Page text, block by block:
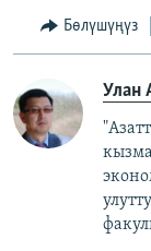
Бөлүшүңүз
Улан